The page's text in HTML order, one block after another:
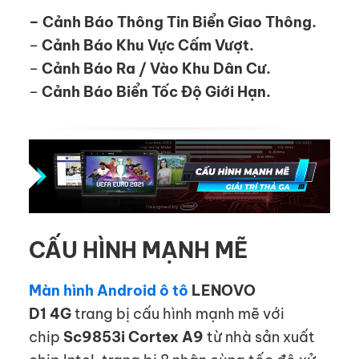
– Cảnh Báo Thông Tin Biển Giao Thông.
– Cảnh Báo Khu Vực Cấm Vượt.
– Cảnh Báo Ra / Vào Khu Dân Cư.
– Cảnh Báo Biển Tốc Độ Giới Hạn.
CẤU HÌNH MẠNH MẼ
Màn hình Android ô tô LENOVO
D1 4Gtrang bị cấu hình mạnh mẽ với
chip Sc9853i Cortex A9 từ nhà sản xuất